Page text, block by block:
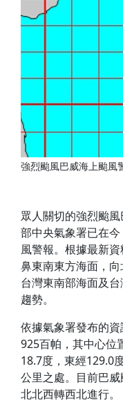
強烈颱風巴威海上颱風
眾人關切的強烈颱
部中央氣象署已在
風警報。根據最新
鼻東南東方海面，向
台灣東南部海面及
趨勢。
依據氣象署發布的
925百帕，其中心位
18.7度，東經129.0
公里之處。目前巴
北北西轉西北進行。